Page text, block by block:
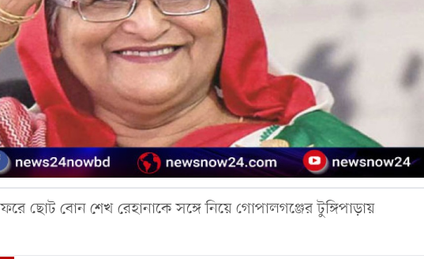
ছোট বোন শেখ রেহানাকে সঙ্গে নিয়ে গোপালগঞ্জের টুঙ্গিপাড়ায়